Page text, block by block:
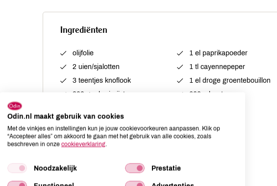
Ingrediënten
olijfolie
2 uien/sjalotten
3 teentjes knoflook
300 g arboriorijst
1 rode paprika
1 courgette
100 g cherrytomaten
1 el paprikapoeder
1 tl cayennepeper
1 el droge groentebouillon
600 ml water
1 bosje koriander
Odin.nl maakt gebruik van cookies
Met de vinkjes en instellingen kun je jouw cookievoorkeuren aanpassen. Klik op
“Accepteer alles” om akkoord te gaan met het gebruik van alle cookies, zoals
beschreven in onze cookieverklaring.
Noodzakelijk Prestatie